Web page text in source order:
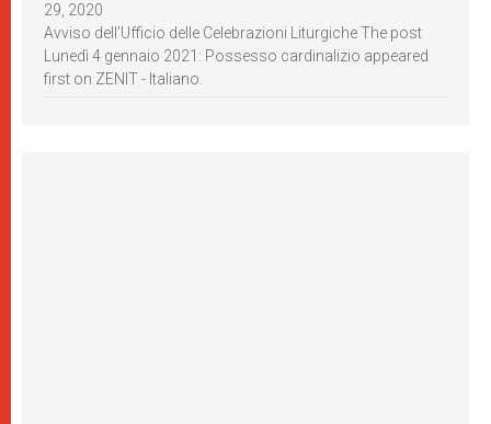
29, 2020
Avviso dell’Ufficio delle Celebrazioni Liturgiche The post
Lunedì 4 gennaio 2021: Possesso cardinalizio appeared
first on ZENIT - Italiano.